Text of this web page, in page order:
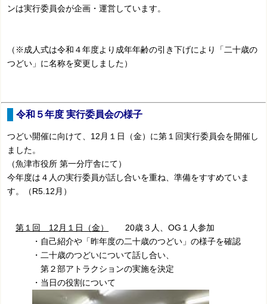
ンは実行委員会が企画・運営しています。
（※成人式は令和４年度より成年年齢の引き下げにより「二十歳の
つどい」に名称を変更しました）
令和５年度 実行委員会の様子
つどい開催に向けて、12月１日（金）に第１回実行委員会を開催し
ました。
（魚津市役所 第一分庁舎にて）
今年度は４人の実行委員が話し合いを重ね、準備をすすめていま
す。（R5.12月）
第１回 12月１日（金）
20歳３人、OG１人参加
・自己紹介や「昨年度の二十歳のつどい」の様子を確認
・二十歳のつどいについて話し合い、
第２部アトラクションの実施を決定
・当日の役割について